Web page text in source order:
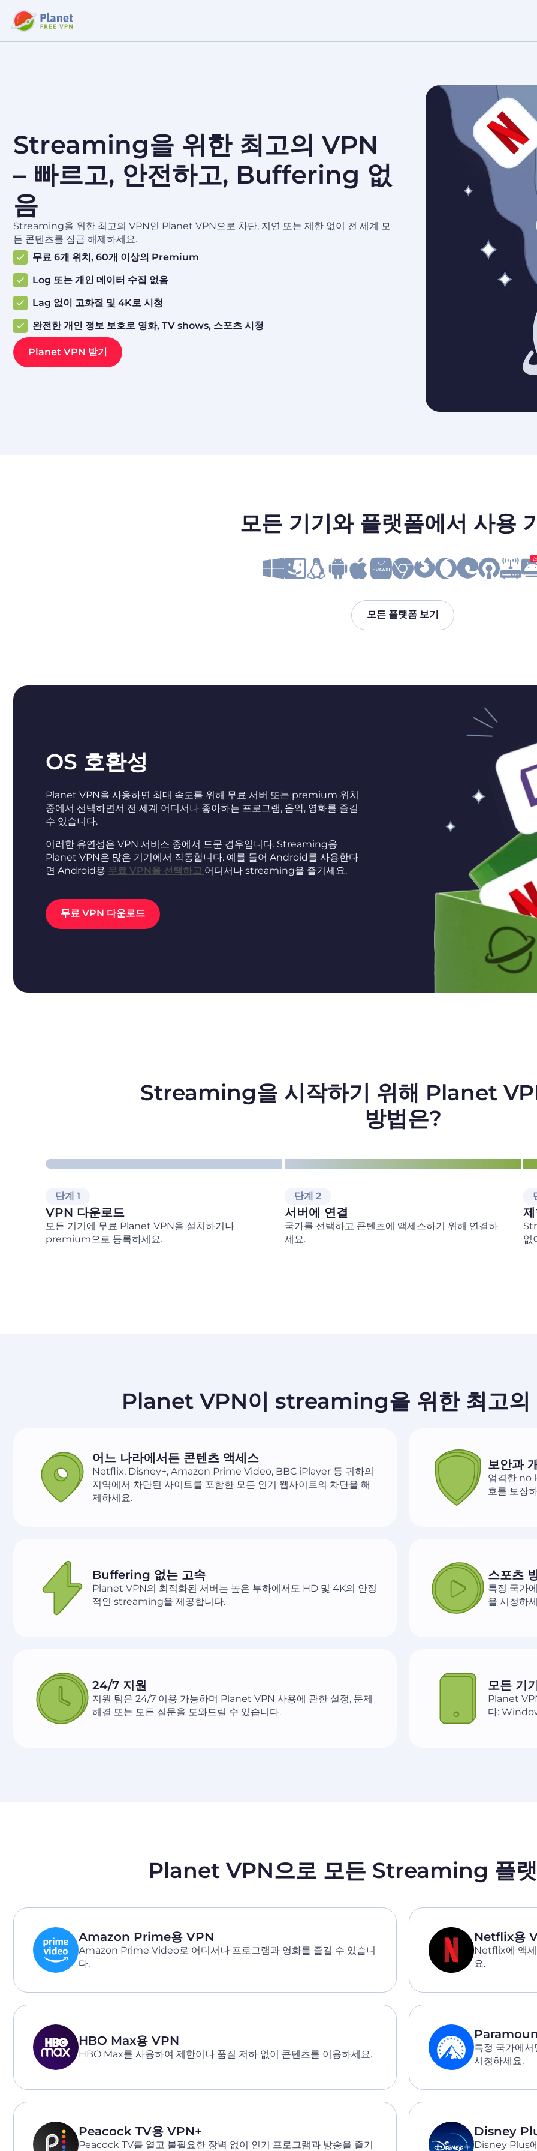
Streaming을 위한 최고의 VPN
– 빠르고, 안전하고, Buffering 없
음
Streaming을 위한 최고의 VPN인 Planet VPN으로 차단, 지연 또는 제한 없이 전 세계 모
든 콘텐츠를 잠금 해제하세요.
무료 6개 위치, 60개 이상의 Premium
Log 또는 개인 데이터 수집 없음
Lag 없이 고화질 및 4K로 시청
완전한 개인 정보 보호로 영화, TV shows, 스포츠 시청
Planet VPN 받기
모든 기기와 플랫폼에서 사용
모든 플랫폼 보기
OS 호환성
Planet VPN을 사용하면 최대 속도를 위해 무료 서버 또는 premium 위치
중에서 선택하면서 전 세계 어디서나 좋아하는 프로그램, 음악, 영화를 즐길
수 있습니다.
이러한 유연성은 VPN 서비스 중에서 드문 경우입니다. Streaming용
Planet VPN은 많은 기기에서 작동합니다. 예를 들어 Android를 사용한다
면 Android용 무료 VPN을 선택하고 어디서나 streaming을 즐기세요.
무료 VPN 다운로드
Streaming을 시작하기 위해 Planet
방법은?
단계 1
VPN 다운로드
모든 기기에 무료 Planet VPN을 설치하거나
premium으로 등록하세요.
단계 2
서버에 연결
국가를 선택하고 콘텐츠에 액세스하기 위해 연결하
세요.
없
Planet VPN이 streaming을 위한 최고의
어느 나라에서든 콘텐츠 액세스
Netflix, Disney+, Amazon Prime Video, BBC iPlayer 등 귀하의
지역에서 차단된 사이트를 포함한 모든 인기 웹사이트의 차단을 해
제하세요.
보안과
엄격한 no
호를 보장
Buffering 없는 고속
Planet VPN의 최적화된 서버는 높은 부하에서도 HD 및 4K의 안정
적인 streaming을 제공합니다.
스포츠
특정 국가
을 시청하
24/7 지원
지원 팀은 24/7 이용 가능하며 Planet VPN 사용에 관한 설정, 문제
해결 또는 모든 질문을 도와드릴 수 있습니다.
모든 기
Planet
다:
Planet VPN으로 모든 Streaming 플
Amazon Prime용 VPN
Amazon Prime Video로 어디서나 프로그램과 영화를 즐길 수 있습니
다.
Netflix용
Netflix에 액
요.
HBO Max용 VPN
HBO Max를 사용하여 제한이나 품질 저하 없이 콘텐츠를 이용하세요.
특정 국가에
시청하세요.
Peacock TV용 VPN+
Peacock TV를 열고 불필요한 장벽 없이 인기 프로그램과 방송을 즐기
Disney
Disney Plus